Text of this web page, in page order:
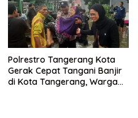
Polrestro Tangerang Kota
Gerak Cepat Tangani Banjir
di Kota Tangerang, Warga